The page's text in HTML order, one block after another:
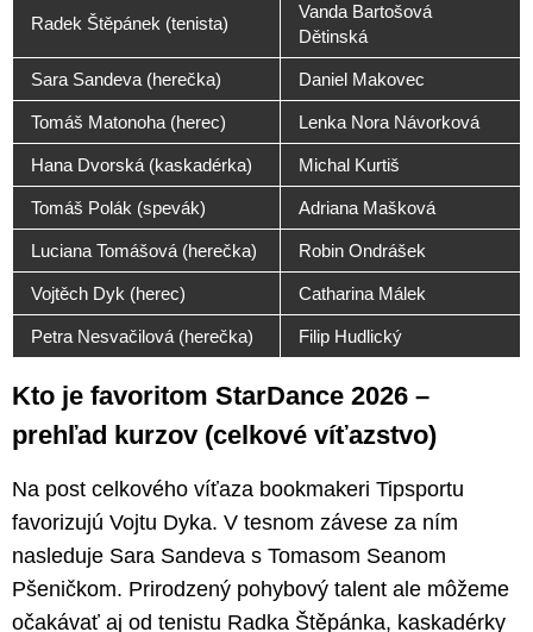
Radek Štěpánek (tenista)
Vanda Bartošová
Dětinská
Sara Sandeva (herečka) Daniel Makovec
Tomáš Matonoha (herec) Lenka Nora Návorková
Hana Dvorská (kaskadérka) Michal Kurtiš
Tomáš Polák (spevák) Adriana Mašková
Luciana Tomášová (herečka) Robin Ondrášek
Vojtěch Dyk (herec) Catharina Málek
Petra Nesvačilová (herečka) Filip Hudlický
Kto je favoritom StarDance 2026 –
prehľad kurzov (celkové víťazstvo)
Na post celkového víťaza bookmakeri Tipsportu
favorizujú Vojtu Dyka. V tesnom závese za ním
nasleduje Sara Sandeva s Tomasom Seanom
Pšeničkom. Prirodzený pohybový talent ale môžeme
očakávať aj od tenistu Radka Štěpánka, kaskadérky